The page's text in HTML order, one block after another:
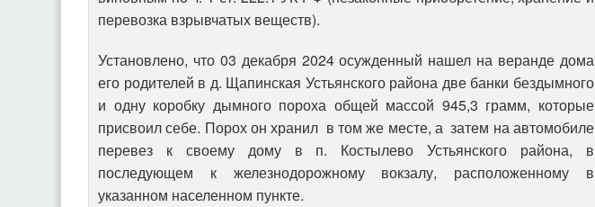
перевозка взрывчатых веществ).
Установлено, что 03 декабря 2024 осужденный нашел на веранде дома
его родителей в д. Щапинская Устьянского района две банки бездымного
и одну коробку дымного пороха общей массой 945,3 грамм, которые
присвоил себе. Порох он хранил в том же месте, а затем на автомобиле
перевез к своему дому в п. Костылево Устьянского района, в
последующем к железнодорожному вокзалу, расположенному в
указанном населенном пункте.